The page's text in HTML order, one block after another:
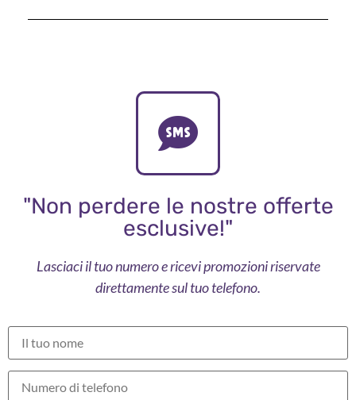
"Non perdere le nostre offerte
esclusive!"
Lasciaci il tuo numero e ricevi promozioni riservate
direttamente sul tuo telefono.